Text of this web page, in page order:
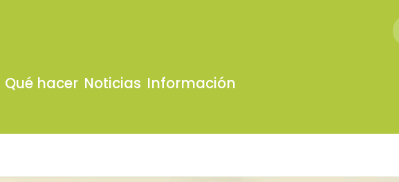
Qué hacer Noticias Información